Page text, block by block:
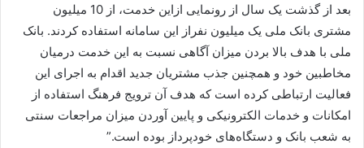
بعد از گذشت یک سال از رونمایی ازاین خدمت، از 10 میلیون
مشتری بانک ملی یک میلیون نفراز این سامانه استفاده کردند. بانک
ملی با هدف بالا بردن میزان آگاهی نسبت به این خدمت درمیان
مخاطبین خود و همچنین جذب مشتریان جدید اقدام به اجرای این
فعالیت ارتباطی کرده است که هدف آن ترویج فرهنگ استفاده از
امکانات و خدمات الکترونیکی و پایین آوردن میزان مراجعات سنتی
به شعب بانک و دستگاه‌های خودپرداز بوده است.”